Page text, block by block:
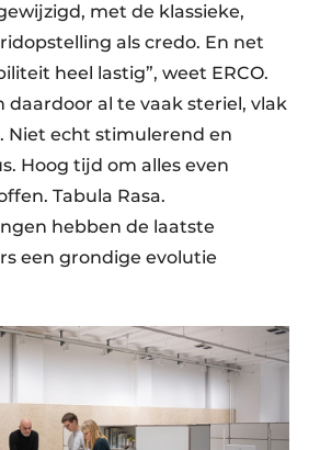
met de klassieke,
als credo. En net
heel lastig”, weet ERCO.
daardoor al te vaak steriel, vlak
Niet echt stimulerend en
Hoog tijd om alles even
Tabula Rasa.
hebben de laatste
een grondige evolutie